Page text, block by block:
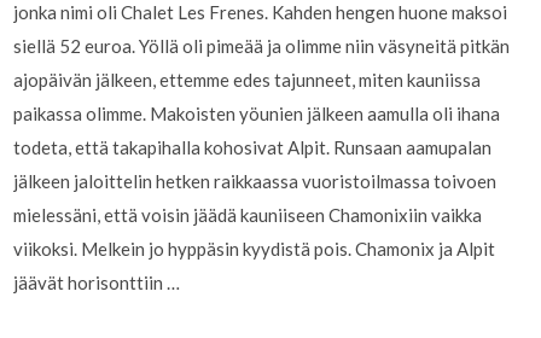
jonka nimi oli Chalet Les Frenes. Kahden hengen huone maksoi
siellä 52 euroa. Yöllä oli pimeää ja olimme niin väsyneitä pitkän
ajopäivän jälkeen, ettemme edes tajunneet, miten kauniissa
paikassa olimme. Makoisten yöunien jälkeen aamulla oli ihana
todeta, että takapihalla kohosivat Alpit. Runsaan aamupalan
jälkeen jaloittelin hetken raikkaassa vuoristoilmassa toivoen
mielessäni, että voisin jäädä kauniiseen Chamonixiin vaikka
viikoksi. Melkein jo hyppäsin kyydistä pois. Chamonix ja Alpit
jäävät horisonttiin …